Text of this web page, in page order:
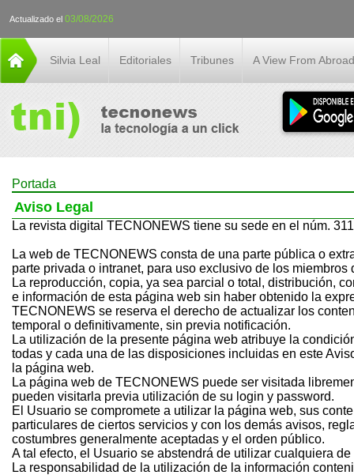
Actualizado el 03/08/2026
Silvia Leal Editoriales Tribunes A View From Abroad
Portada
Aviso Legal
La revista digital TECNONEWS tiene su sede en el núm.
La web de TECNONEWS consta de una parte pública o
parte privada o intranet, para uso exclusivo de los
La reproducción, copia, ya sea parcial o total, distribución,
e información de esta página web sin haber obtenido la
TECNONEWS se reserva el derecho de actualizar los
temporal o definitivamente, sin previa notificación.
La utilización de la presente página web atribuye la
todas y cada una de las disposiciones incluidas en este
la página web.
La página web de TECNONEWS puede ser visitada
pueden visitarla previa utilización de su login y password.
El Usuario se compromete a utilizar la página web, sus
particulares de ciertos servicios y con los demás avisos,
costumbres generalmente aceptadas y el orden público.
A tal efecto, el Usuario se abstendrá de utilizar cualquiera
La responsabilidad de la utilización de la información